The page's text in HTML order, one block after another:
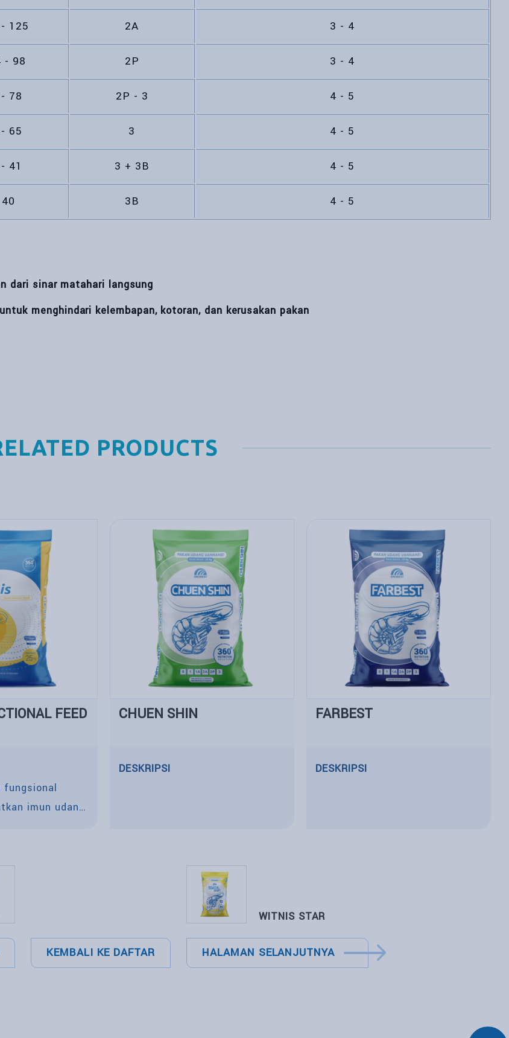
125 2A 3 - 4
- 98 2P 3 - 4
78 2P - 3 4 - 5
65 3 4 - 5
41 3 + 3B 4 - 5
3B 4 - 5
dari sinar matahari langsung
menghindari kelembapan, kotoran, dan kerusakan pakan
PRODUCTS
FEED
fungsional
imun udang
CHUEN SHIN
DESKRIPSI
FARBEST
DESKRIPSI
KEMBALI KE DAFTAR
WITNIS STAR
HALAMAN SELANJUTNYA